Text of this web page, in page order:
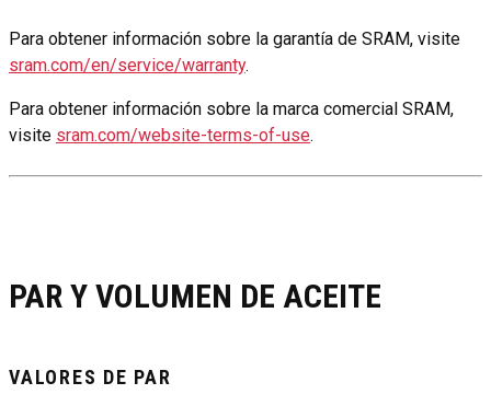
Para obtener información sobre la garantía de SRAM, visite
sram.com/en/service/warranty.
Para obtener información sobre la marca comercial SRAM,
visite sram.com/website-terms-of-use.
PAR Y VOLUMEN DE ACEITE
VALORES DE PAR